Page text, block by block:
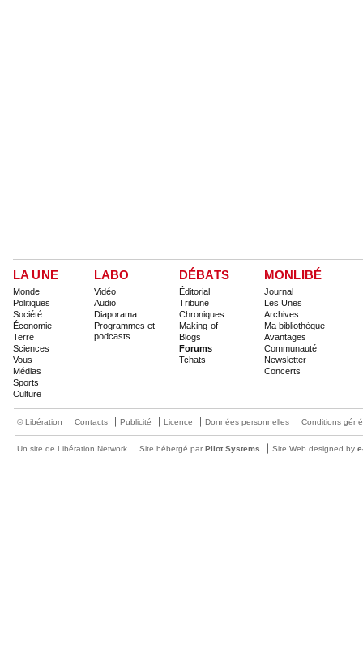
LA UNE
Monde
Politiques
Société
Économie
Terre
Sciences
Vous
Médias
Sports
Culture
LABO
Vidéo
Audio
Diaporama
Programmes et
podcasts
DÉBATS
Éditorial
Tribune
Chroniques
Making-of
Blogs
Forums
Tchats
MONLIBÉ
Journal
Les Unes
Archives
Ma bibliothèque
Avantages
Communauté
Newsletter
Concerts
© Libération Contacts Publicité Licence Données personnelles Conditions
Un site de Libération Network Site hébergé par Pilot Systems Site Web designed by